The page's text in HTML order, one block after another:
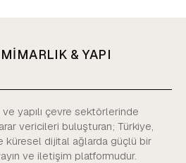
& YAPI
ve yapılı çevre sektörlerinde
vericileri buluşturan; Türkiye,
küresel dijital ağlarda güçlü bir
ve iletişim platformudur.